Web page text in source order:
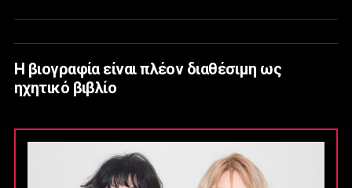
Η βιογραφία είναι πλέον διαθέσιμη ως
ηχητικό βιβλίο